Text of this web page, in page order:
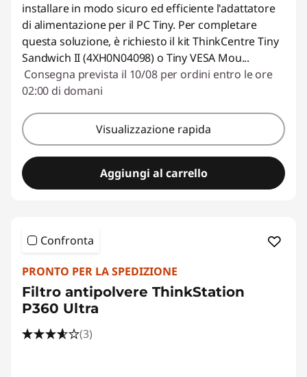
installare in modo sicuro ed efficiente l'adattatore
di alimentazione per il PC Tiny. Per completare
questa soluzione, è richiesto il kit ThinkCentre Tiny
Sandwich II (4XH0N04098) o Tiny VESA Mou...
Consegna prevista il 10/08 per ordini entro le ore
02:00 di domani
Visualizzazione rapida
Aggiungi al carrello
Confronta
PRONTO PER LA SPEDIZIONE
Filtro antipolvere ThinkStation
P360 Ultra
(3)